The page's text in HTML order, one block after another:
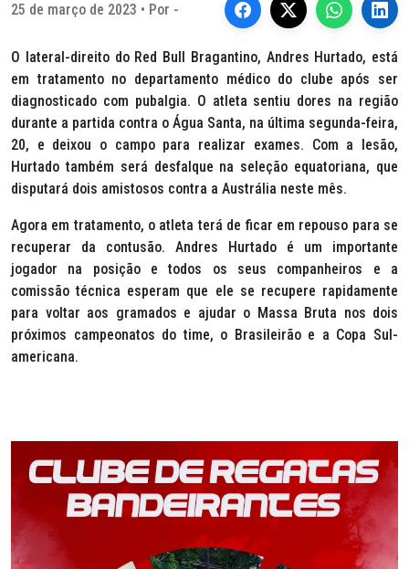
25 de março de 2023 • Por -
O lateral-direito do Red Bull Bragantino, Andres Hurtado, está
em tratamento no departamento médico do clube após ser
diagnosticado com pubalgia. O atleta sentiu dores na região
durante a partida contra o Água Santa, na última segunda-feira,
20, e deixou o campo para realizar exames. Com a lesão,
Hurtado também será desfalque na seleção equatoriana, que
disputará dois amistosos contra a Austrália neste mês.
Agora em tratamento, o atleta terá de ficar em repouso para se
recuperar da contusão. Andres Hurtado é um importante
jogador na posição e todos os seus companheiros e a
comissão técnica esperam que ele se recupere rapidamente
para voltar aos gramados e ajudar o Massa Bruta nos dois
próximos campeonatos do time, o Brasileirão e a Copa Sul-
americana.